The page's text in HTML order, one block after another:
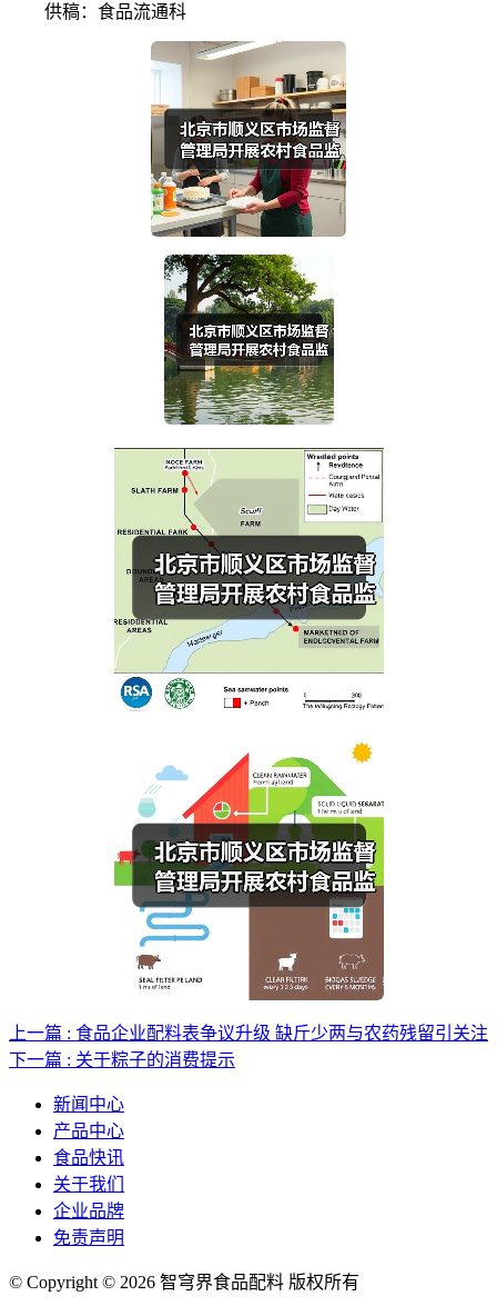
供稿：食品流通科
上一篇 : 食品企业配料表争议升级 缺斤少两与农药残留引关注
下一篇 : 关于粽子的消费提示
新闻中心
产品中心
食品快讯
关于我们
企业品牌
免责声明
© Copyright © 2026 智穹界食品配料 版权所有